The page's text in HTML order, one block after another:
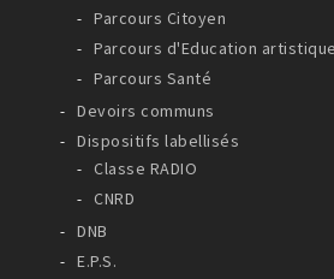
Parcours Citoyen
Parcours d'Education
Parcours Santé
Devoirs communs
Dispositifs labellisés
Classe RADIO
CNRD
DNB
E.P.S.